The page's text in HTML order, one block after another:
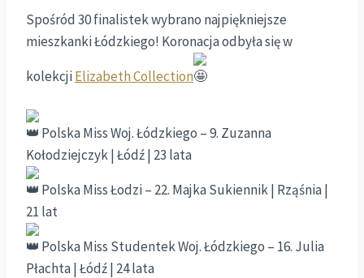
Spośród 30 finalistek wybrano najpiękniejsze
mieszkanki Łódzkiego! Koronacja odbyła się w
kolekcjiElizabeth Collection
Polska Miss Woj. Łódzkiego – 9. Zuzanna
Kołodziejczyk | Łódź | 23 lata
Polska Miss Łodzi – 22. Majka Sukiennik | Rząśnia |
21 lat
Polska Miss Studentek Woj. Łódzkiego – 16. Julia
Płachta | Łódź | 24 lata